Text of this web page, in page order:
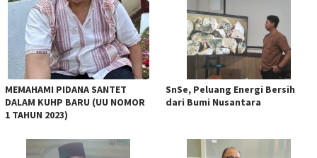
MEMAHAMI PIDANA SANTET
DALAM KUHP BARU (UU NOMOR
1 TAHUN 2023)
SnSe, Peluang Energi Bersih
dari Bumi Nusantara